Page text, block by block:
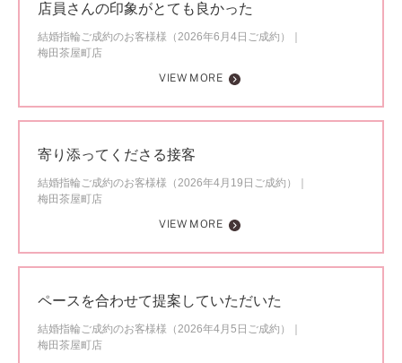
店員さんの印象がとても良かった
結婚指輪ご成約のお客様様（2026年6月4日ご成約）
梅田茶屋町店
VIEW MORE
寄り添ってくださる接客
結婚指輪ご成約のお客様様（2026年4月19日ご成約）
梅田茶屋町店
VIEW MORE
ペースを合わせて提案していただいた
結婚指輪ご成約のお客様様（2026年4月5日ご成約）
梅田茶屋町店